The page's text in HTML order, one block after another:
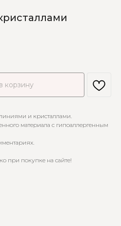
корзину
и кристаллами.
материала с гипоаллергенным
при покупке на сайте!